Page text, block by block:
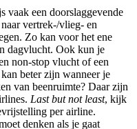
vaak een doorslaggevende
vertrek-/vlieg- en
Zo kan voor het ene
dagvlucht. Ook kun je
non-stop vlucht of een
beter zijn wanneer je
van beenruimte? Daar zijn
Last butnot least, kijk
per airline.
denken als je gaat